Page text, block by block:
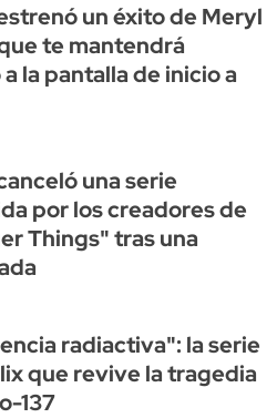
un éxito de Meryl
te mantendrá
la pantalla de inicio a
una serie
por los creadores de
Things" tras una
radiactiva": la serie
que revive la tragedia
137